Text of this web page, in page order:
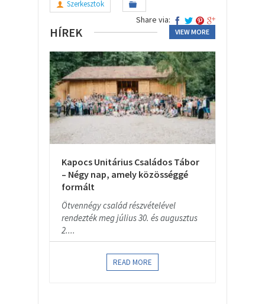
Szerkesztok
Share via:
HÍREK VIEW MORE
Kapocs Unitárius Családos Tábor
– Négy nap, amely közösséggé
formált
Ötvennégy család részvételével
rendezték meg július 30. és augusztus
2....
READ MORE